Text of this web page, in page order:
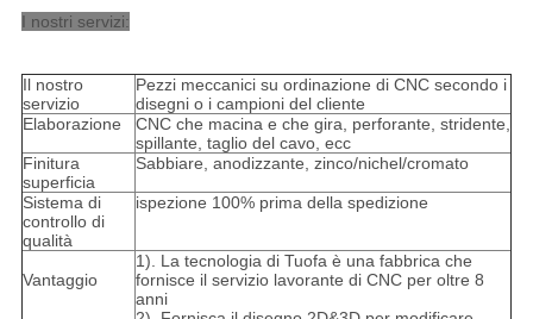
I nostri servizi:
Il nostro
servizio
Pezzi meccanici su ordinazione di CNC secondo i
disegni o i campioni del cliente
Elaborazione
CNC che macina e che gira, perforante, stridente,
spillante, taglio del cavo, ecc
Finitura
superficia
Sabbiare, anodizzante, zinco/nichel/cromato
Sistema di
controllo di
qualità
ispezione 100% prima della spedizione
Vantaggio
1). La tecnologia di Tuofa è una fabbrica che
fornisce il servizio lavorante di CNC per oltre 8
anni